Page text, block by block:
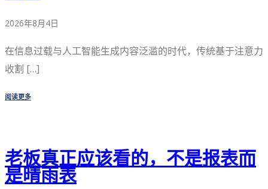
2026年8月4日
在信息过载与人工智能生成内容泛滥的时代，传统基于注意力
收割 […]
阅读更多
老板真正应该看的，不是报表而
是晴雨表